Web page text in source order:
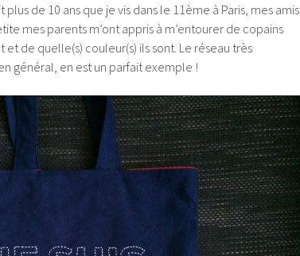
plus de 10 ans que je vis dans le 11ème à Paris, mes amis
mes parents m’ont appris à m’entourer de copains
de quelle(s) couleur(s) ils sont. Le réseau très
général, en est un parfait exemple !